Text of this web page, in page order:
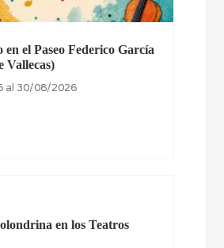
en el Paseo Federico García
Vallecas)
al 30/08/2026
en los Teatros